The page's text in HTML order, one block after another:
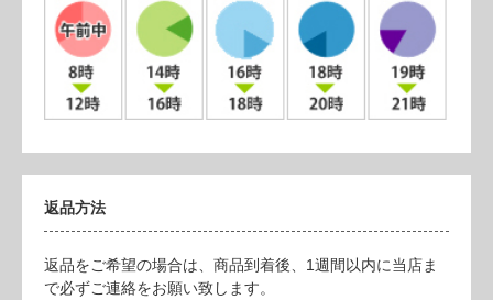
返品方法
返品をご希望の場合は、商品到着後、1週間以内に当店ま
で必ずご連絡をお願い致します。